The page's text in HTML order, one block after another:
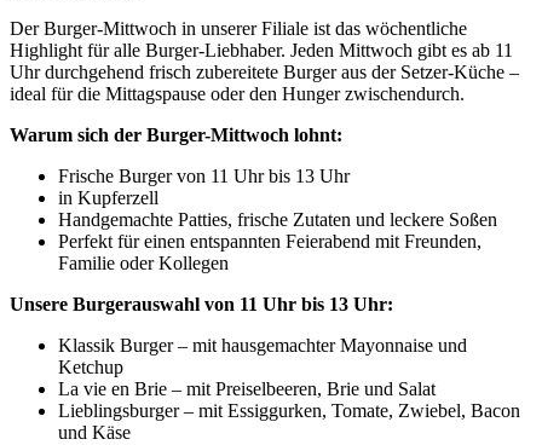
Der Burger-Mittwoch in unserer Filiale ist das wöchentliche
Highlight für alle Burger-Liebhaber. Jeden Mittwoch gibt es ab 11
Uhr durchgehend frisch zubereitete Burger aus der Setzer-Küche –
ideal für die Mittagspause oder den Hunger zwischendurch.
Warum sich der Burger-Mittwoch lohnt:
Frische Burger von 11 Uhr bis 13 Uhr
in Kupferzell
Handgemachte Patties, frische Zutaten und leckere Soßen
Perfekt für einen entspannten Feierabend mit Freunden,
Familie oder Kollegen
Unsere Burgerauswahl von 11 Uhr bis 13 Uhr:
Klassik Burger – mit hausgemachter Mayonnaise und
Ketchup
La vie en Brie – mit Preiselbeeren, Brie und Salat
Lieblingsburger – mit Essiggurken, Tomate, Zwiebel, Bacon
und Käse